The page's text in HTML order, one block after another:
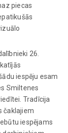
piecas
26.
iespēju esam
Smiltenes
Tradīcija
čaklajiem
iespējams